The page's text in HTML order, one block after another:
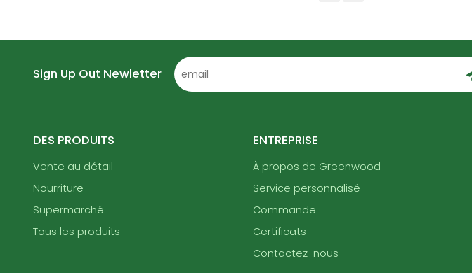
Sign Up Out Newletter
DES PRODUITS
Vente au détail
Nourriture
Supermarché
Tous les produits
ENTREPRISE
À propos de Greenwood
Service personnalisé
Commande
Certificats
Contactez-nous